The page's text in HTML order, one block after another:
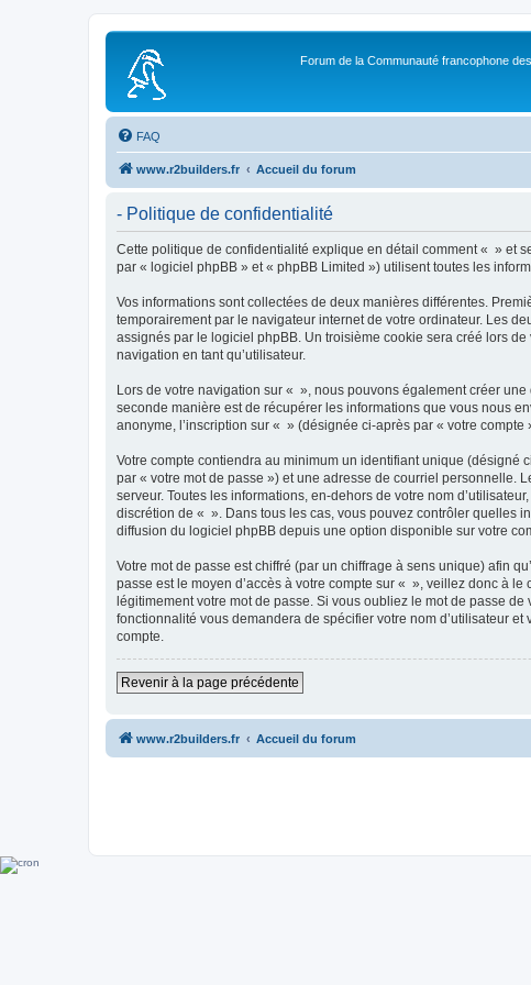
Forum de la Communauté francophone
FAQ
www.r2builders.fr Accueil du forum
- Politique de confidentialité
Cette politique de confidentialité explique en détail comment « » et
par « logiciel phpBB » et « phpBB Limited ») utilisent toutes les
Vos informations sont collectées de deux manières différentes.
temporairement par le navigateur internet de votre ordinateur. Les
assignés par le logiciel phpBB. Un troisième cookie sera créé lors
navigation en tant qu’utilisateur.
Lors de votre navigation sur « », nous pouvons également créer
seconde manière est de récupérer les informations que vous nous
anonyme, l’inscription sur « » (désignée ci-après par « votre
Votre compte contiendra au minimum un identifiant unique (désigné
par « votre mot de passe ») et une adresse de courriel personnelle.
serveur. Toutes les informations, en-dehors de votre nom
discrétion de « ». Dans tous les cas, vous pouvez contrôler quelles
diffusion du logiciel phpBB depuis une option disponible sur votre
Votre mot de passe est chiffré (par un chiffrage à sens unique) afin
passe est le moyen d’accès à votre compte sur « », veillez donc à
légitimement votre mot de passe. Si vous oubliez le mot de passe
fonctionnalité vous demandera de spécifier votre nom d’utilisateur
compte.
Revenir à la page précédente
www.r2builders.fr Accueil du forum